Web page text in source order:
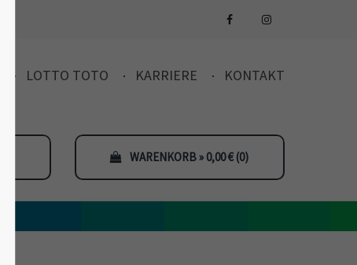
LOTTO TOTO KARRIERE KONTAKT
WARENKORB » 0,00€(0)